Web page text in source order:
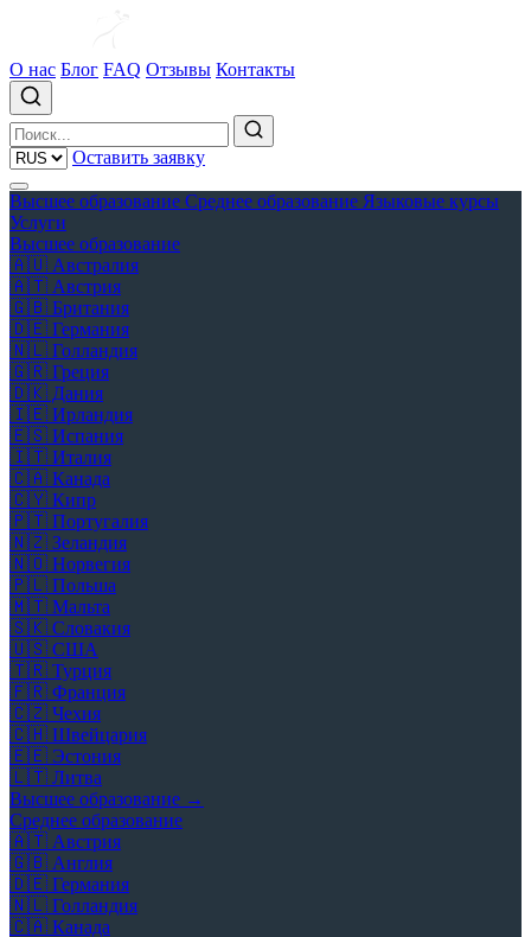
О нас Блог FAQ Отзывы Контакты
Оставить заявку
Высшее образование Среднее образование Языковые курсы
Услуги
Высшее образование
🇦🇺 Австралия
🇦🇹 Австрия
🇬🇧 Британия
🇩🇪 Германия
🇳🇱 Голландия
🇬🇷 Греция
🇩🇰 Дания
🇮🇪 Ирландия
🇪🇸 Испания
🇮🇹 Италия
🇨🇦 Канада
🇨🇾 Кипр
🇵🇹 Португалия
🇳🇿 Зеландия
🇳🇴 Норвегия
🇵🇱 Польша
🇲🇹 Мальта
🇸🇰 Словакия
🇺🇸 США
🇹🇷 Турция
🇫🇷 Франция
🇨🇿 Чехия
🇨🇭 Швейцария
🇪🇪 Эстония
🇱🇹 Литва
Высшее образование →
Среднее образование
🇦🇹 Австрия
🇬🇧 Англия
🇩🇪 Германия
🇳🇱 Голландия
🇨🇦 Канада